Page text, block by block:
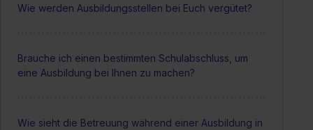
Wie werden Ausbildungsstellen bei Euch vergütet?
Brauche ich einen bestimmten Schulabschluss, um
eine Ausbildung bei Ihnen zu machen?
Wie sieht die Betreuung während einer Ausbildung in